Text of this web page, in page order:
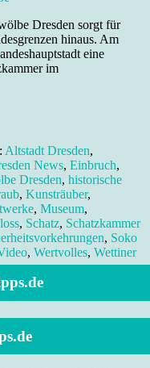
Dresden sorgt für
hinaus. Am
eine
im
Altstadt Dresden,
News, Einbruch,
Dresden, historische
, Kunsträuber,
, Museum,
, Schatz, Schatzkammer
, Soko
, Wertvolles, Wettiner